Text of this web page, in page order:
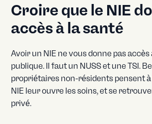
Croire que le NIE
accès à la santé
Avoir un NIE ne vous donne pas accès
publique. Il faut un NUSS et une TSI.
propriétaires non-résidents pensent
NIE leur ouvre les soins, et se
privé.